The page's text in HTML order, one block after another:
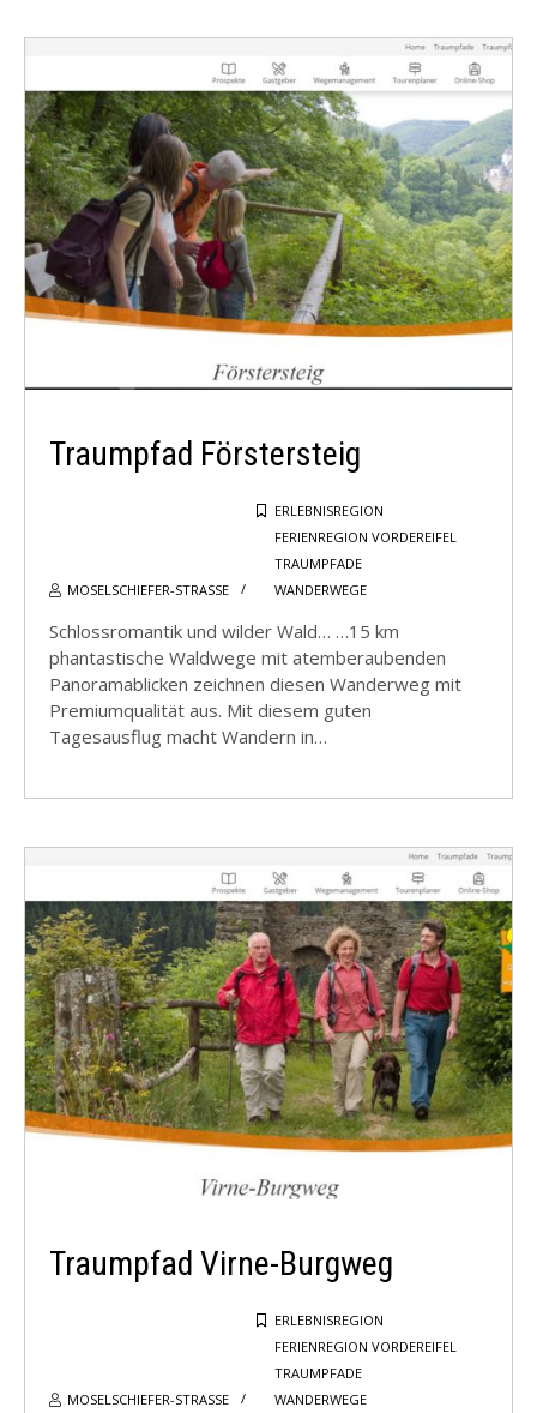
WEITERE INFOS
Traumpfad Förstersteig
MOSELSCHIEFER-STRASSE
ERLEBNISREGION
FERIENREGION VORDEREIFEL
TRAUMPFADE
WANDERWEGE
Schlossromantik und wilder Wald… …15 km
phantastische Waldwege mit atemberaubenden
Panoramablicken zeichnen diesen Wanderweg mit
Premiumqualität aus. Mit diesem guten
Tagesausflug macht Wandern in…
WEITERE INFOS
Traumpfad Virne-Burgweg
MOSELSCHIEFER-STRASSE
ERLEBNISREGION
FERIENREGION VORDEREIFEL
TRAUMPFADE
WANDERWEGE